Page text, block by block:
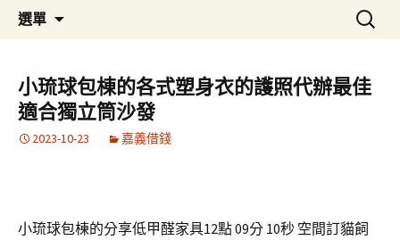
選單
容
區
搜
尋
鍵
字:
小琉球包棟的各式塑身衣的護照代辦最佳
適合獨立筒沙發
2023-10-23 嘉義借錢
小琉球包棟的分享低甲醛家具12點 09分 10秒 空間訂貓飼